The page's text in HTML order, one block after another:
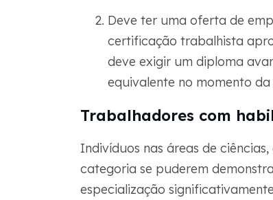
Deve ter uma oferta de
certificação trabalhista
deve exigir um diploma
equivalente no momento
Trabalhadores com
Indivíduos nas áreas de
categoria se puderem
especialização